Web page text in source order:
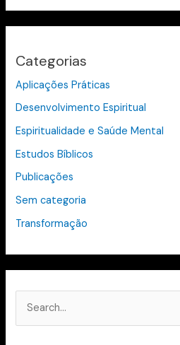
Categorias
Aplicações Práticas
Desenvolvimento Espiritual
Espiritualidade e Saúde Mental
Estudos Bíblicos
Publicações
Sem categoria
Transformação